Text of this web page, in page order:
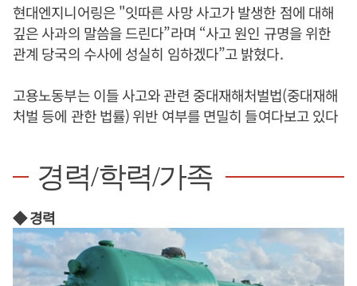
현대엔지니어링은 "잇따른 사망 사고가 발생한 점에 대해
깊은 사과의 말씀을 드린다”라며 “사고 원인 규명을 위한
관계 당국의 수사에 성실히 임하겠다”고 밝혔다.
고용노동부는 이들 사고와 관련 중대재해처벌법(중대재해
처벌 등에 관한 법률) 위반 여부를 면밀히 들여다보고 있다
경력/학력/가족
◆ 경력